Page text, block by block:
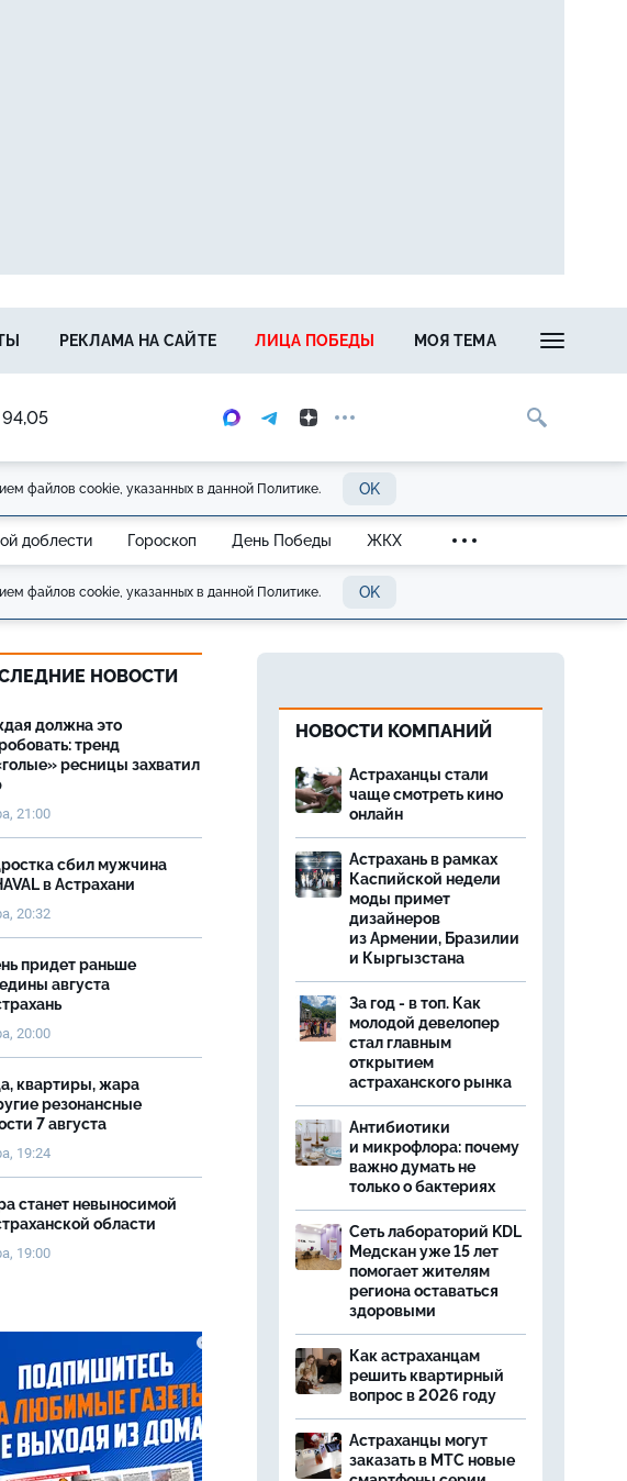
94,05
РЕКЛАМА НА САЙТЕ ЛИЦА ПОБЕДЫ МОЯ ТЕМА
файлов cookie, указанных в данной Политике. OK
доблести Гороскоп День Победы ЖКХ
файлов cookie, указанных в данной Политике. OK
НОВОСТИ
должна это
тренд
ресницы захватил
21:00
сбил мужчина
в Астрахани
20:32
придет раньше
августа
20:00
квартиры, жара
резонансные
7 августа
19:24
станет невыносимой
области
19:00
НОВОСТИ КОМПАНИЙ
Астраханцы стали
чаще смотреть кино
онлайн
Астрахань в рамках
Каспийской недели
моды примет
дизайнеров
из Армении, Бразилии
и Кыргызстана
За год - в топ. Как
молодой девелопер
стал главным
открытием
астраханского рынка
Антибиотики
и микрофлора: почему
важно думать не
только о бактериях
Сеть лабораторий KDL
Медскан уже 15 лет
помогает жителям
региона оставаться
здоровыми
Как астраханцам
решить квартирный
вопрос в 2026 году
Астраханцы могут
заказать в МТС новые